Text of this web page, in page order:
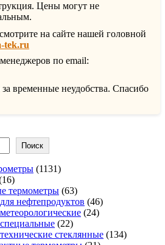
Цены могут не
на сайте нашей головной
tek.ru
по email:
временные неудобства. Спасибо
Поиск
11311131
1616
товаров
термометры 6363
товара
нефтепродуктов 4646
2424
2222
товара
стеклянные 134134